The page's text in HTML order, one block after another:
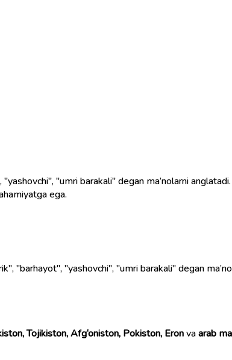
"umri barakali" degan ma’nolarni
ega.
"barhayot", "yashovchi", "umri barakali" degan
Tojikiston, Afg‘oniston, Pokiston, Eronvaarab